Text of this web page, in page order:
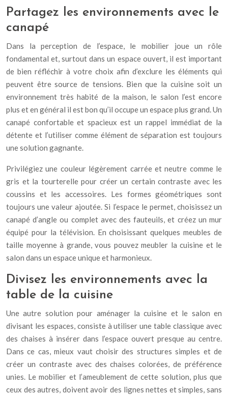
Partagez les environnements avec le
canapé
Dans la perception de l’espace, le mobilier joue un rôle
fondamental et, surtout dans un espace ouvert, il est important
de bien réfléchir à votre choix afin d’exclure les éléments qui
peuvent être source de tensions. Bien que la cuisine soit un
environnement très habité de la maison, le salon l’est encore
plus et en général il est bon qu’il occupe un espace plus grand. Un
canapé confortable et spacieux est un rappel immédiat de la
détente et l’utiliser comme élément de séparation est toujours
une solution gagnante.
Privilégiez une couleur légèrement carrée et neutre comme le
gris et la tourterelle pour créer un certain contraste avec les
coussins et les accessoires. Les formes géométriques sont
toujours une valeur ajoutée. Si l’espace le permet, choisissez un
canapé d’angle ou complet avec des fauteuils, et créez un mur
équipé pour la télévision. En choisissant quelques meubles de
taille moyenne à grande, vous pouvez meubler la cuisine et le
salon dans un espace unique et harmonieux.
Divisez les environnements avec la
table de la cuisine
Une autre solution pour aménager la cuisine et le salon en
divisant les espaces, consiste à utiliser une table classique avec
des chaises à insérer dans l’espace ouvert presque au centre.
Dans ce cas, mieux vaut choisir des structures simples et de
créer un contraste avec des chaises colorées, de préférence
unies. Le mobilier et l’ameublement de cette solution, plus que
ceux des autres, doivent avoir des lignes nettes et simples, sans